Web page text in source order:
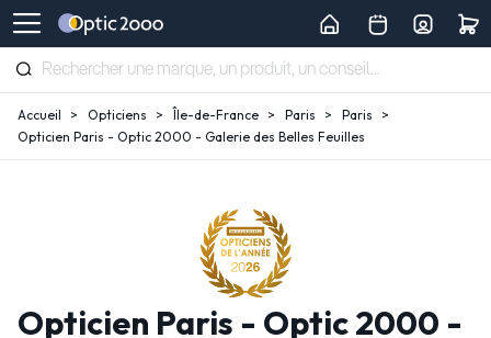
Accueil Opticiens Île-de-France Paris
Paris
Opticien Paris - Optic 2000 - Galerie des Belles Feuilles
Opticien Paris - Optic 2000 -